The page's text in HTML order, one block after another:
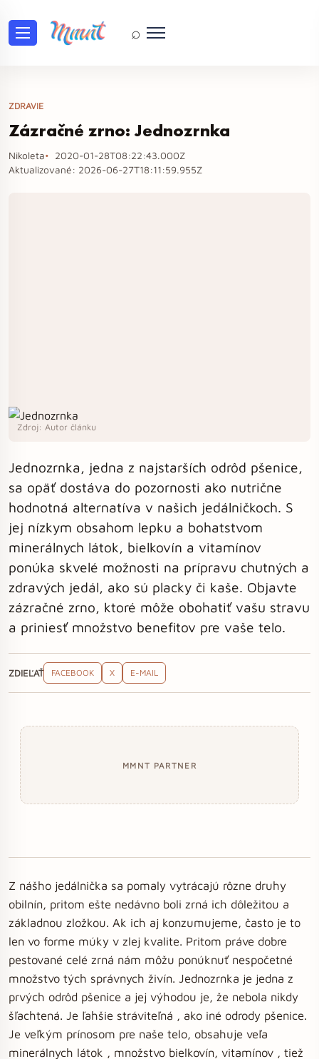
⌕
ZDRAVIE
Zázračné zrno: Jednozrnka
Nikoleta
2020-01-28T08:22:43.000Z
Aktualizované: 2026-06-27T18:11:59.955Z
Zdroj: Autor článku
Jednozrnka, jedna z najstarších odrôd pšenice,
sa opäť dostáva do pozornosti ako nutrične
hodnotná alternatíva v našich jedálničkoch. S
jej nízkym obsahom lepku a bohatstvom
minerálnych látok, bielkovín a vitamínov
ponúka skvelé možnosti na prípravu chutných a
zdravých jedál, ako sú placky či kaše. Objavte
zázračné zrno, ktoré môže obohatiť vašu stravu
a priniesť množstvo benefitov pre vaše telo.
ZDIEĽAŤ FACEBOOK X E-MAIL
MMNT PARTNER
Z nášho jedálnička sa pomaly vytrácajú rôzne druhy
obilnín, pritom ešte nedávno boli zrná ich dôležitou a
základnou zložkou. Ak ich aj konzumujeme, často je to
len vo forme múky v zlej kvalite. Pritom práve dobre
pestované celé zrná nám môžu ponúknuť nespočetné
množstvo tých správnych živín. Jednozrnka je jedna z
prvých odrôd pšenice a jej výhodou je, že nebola nikdy
šľachtená. Je ľahšie stráviteľná , ako iné odrody pšenice.
Je veľkým prínosom pre naše telo, obsahuje veľa
minerálnych látok , množstvo bielkovín, vitamínov , tiež